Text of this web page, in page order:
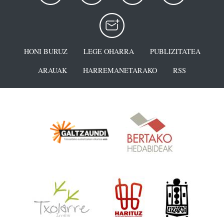
HONI BURUZ LEGE OHARRA
PUBLIZITATEA
ARAUAK
HARREMANETARAKO RSS